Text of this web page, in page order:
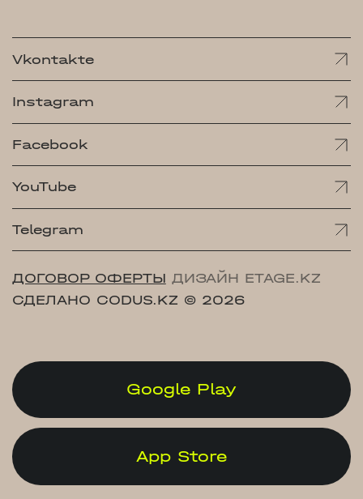
Vkontakte
Instagram
Facebook
YouTube
Telegram
ДОГОВОР ОФЕРТЫ ДИЗАЙН ETAGE.KZ
СДЕЛАНО CODUS.KZ © 2026
Google Play
App Store